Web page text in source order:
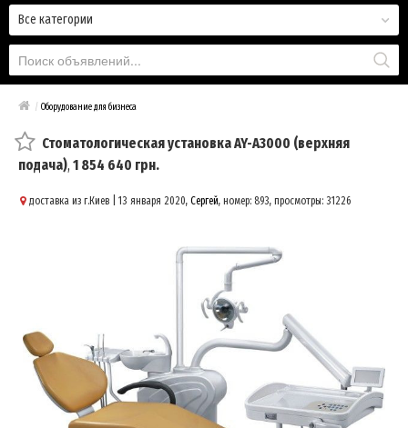
Все категории
/ Оборудование для бизнеса
Стоматологическая установка AY-A3000 (верхняя
подача), 1 854 640 грн.
доставка из г.Киев | 13 января 2020, Сергей, номер: 893, просмотры: 31226